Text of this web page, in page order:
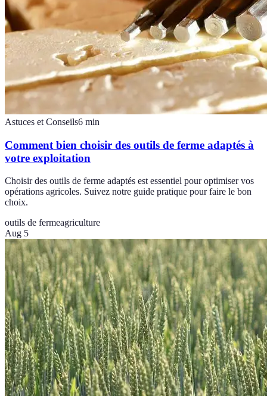
Astuces et Conseils6 min
Comment bien choisir des outils de ferme adaptés à
votre exploitation
Choisir des outils de ferme adaptés est essentiel pour optimiser vos
opérations agricoles. Suivez notre guide pratique pour faire le bon
choix.
outils de fermeagriculture
Aug 5